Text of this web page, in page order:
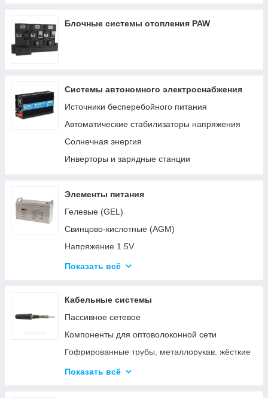
Блочные системы отопления PAW
Системы автономного электроснабжения
Источники бесперебойного питания
Автоматические стабилизаторы напряжения
Солнечная энергия
Инверторы и зарядные станции
Элементы питания
Гелевые (GEL)
Свинцово-кислотные (AGM)
Напряжение 1.5V
Напряжение 3V
Напряжение 6V-9V
Напряжение 12V
Аксессуары для элементов питания
Показать всё
Кабельные системы
Пассивное сетевое
Компоненты для оптоволоконной сети
Гофрированные трубы, металлорукав, жёсткие
Показать всё